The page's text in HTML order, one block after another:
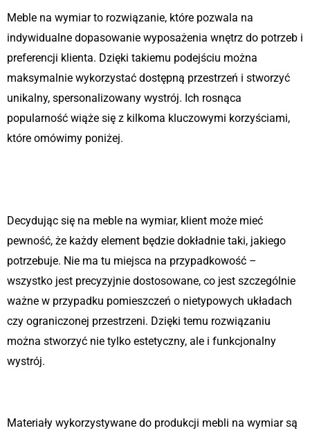
Meble na wymiar to rozwiązanie, które pozwala na
indywidualne dopasowanie wyposażenia wnętrz do potrzeb i
preferencji klienta. Dzięki takiemu podejściu można
maksymalnie wykorzystać dostępną przestrzeń i stworzyć
unikalny, spersonalizowany wystrój. Ich rosnąca
popularność wiąże się z kilkoma kluczowymi korzyściami,
które omówimy poniżej.
Decydując się na meble na wymiar, klient może mieć
pewność, że każdy element będzie dokładnie taki, jakiego
potrzebuje. Nie ma tu miejsca na przypadkowość –
wszystko jest precyzyjnie dostosowane, co jest szczególnie
ważne w przypadku pomieszczeń o nietypowych układach
czy ograniczonej przestrzeni. Dzięki temu rozwiązaniu
można stworzyć nie tylko estetyczny, ale i funkcjonalny
wystrój.
Materiały wykorzystywane do produkcji mebli na wymiar są